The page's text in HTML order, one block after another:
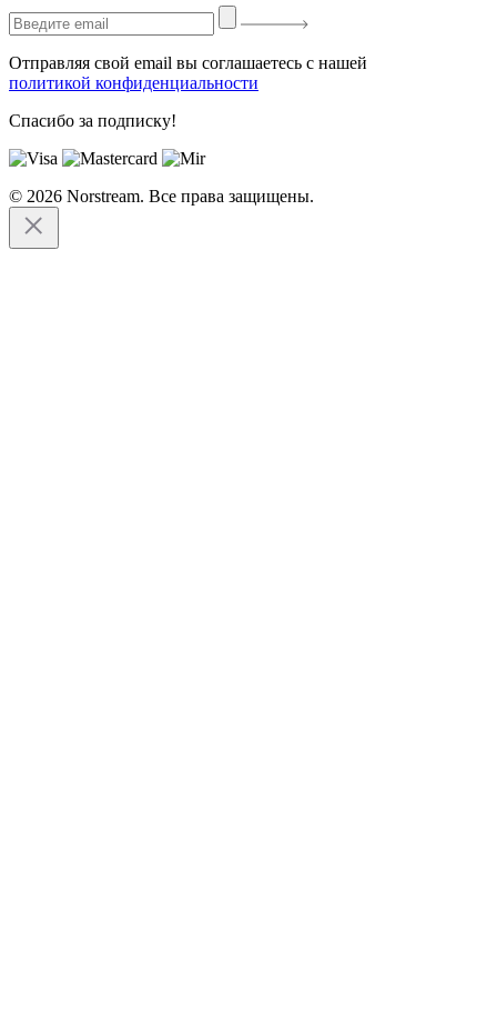
Отправляя свой email вы соглашаетесь с нашей
политикой конфиденциальности
Спасибо за подписку!
© 2026 Norstream. Все права защищены.